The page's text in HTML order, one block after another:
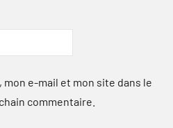
e-mail et mon site dans le
commentaire.